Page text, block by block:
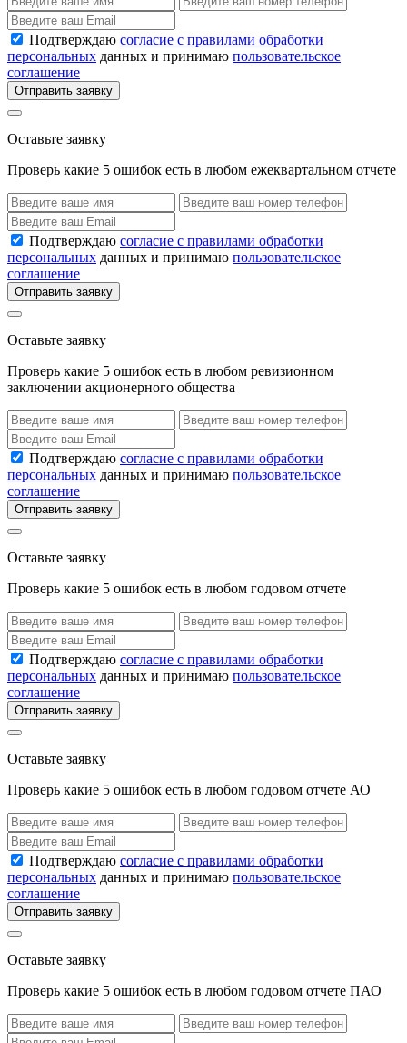
Подтверждаю согласие с правилами обработки
персональных данных и принимаю пользовательское
соглашение
Отправить заявку
Оставьте заявку
Проверь какие 5 ошибок есть в любом ежеквартальном отчете
Подтверждаю согласие с правилами обработки
персональных данных и принимаю пользовательское
соглашение
Отправить заявку
Оставьте заявку
Проверь какие 5 ошибок есть в любом ревизионном
заключении акционерного общества
Подтверждаю согласие с правилами обработки
персональных данных и принимаю пользовательское
соглашение
Отправить заявку
Оставьте заявку
Проверь какие 5 ошибок есть в любом годовом отчете
Подтверждаю согласие с правилами обработки
персональных данных и принимаю пользовательское
соглашение
Отправить заявку
Оставьте заявку
Проверь какие 5 ошибок есть в любом годовом отчете АО
Подтверждаю согласие с правилами обработки
персональных данных и принимаю пользовательское
соглашение
Отправить заявку
Оставьте заявку
Проверь какие 5 ошибок есть в любом годовом отчете ПАО